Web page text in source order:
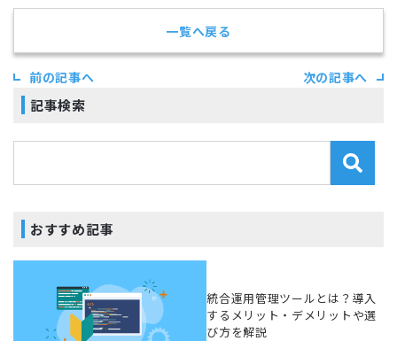
前の記事へ
一覧へ戻る
次の記事へ
記事検索
おすすめ記事
統合運用管理ツールとは？導入
するメリット・デメリットや選
び方を解説